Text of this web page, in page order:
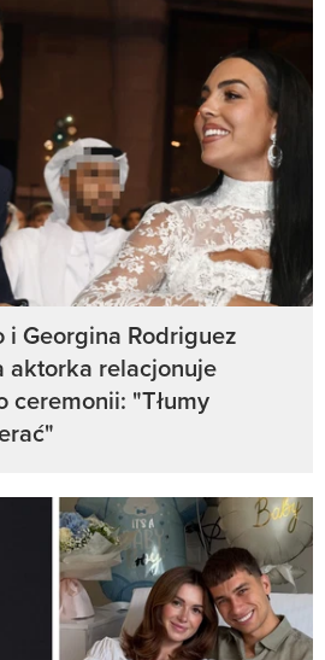
i Georgina Rodriguez
aktorka relacjonuje
ceremonii: "Tłumy